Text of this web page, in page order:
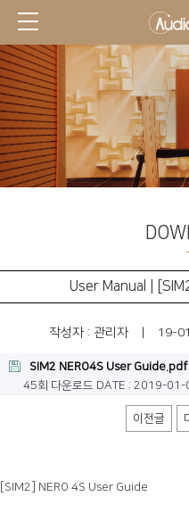
User Manual |
작성자 : 관리자 19-
SIM2 NERO4S User Guide.pdf
45회 다운로드 DATE : 2019-
이전글
[SIM2] NERO 4S User Guide